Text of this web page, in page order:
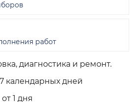
диагностика и ремонт.
календарных дней
1 дня
работ